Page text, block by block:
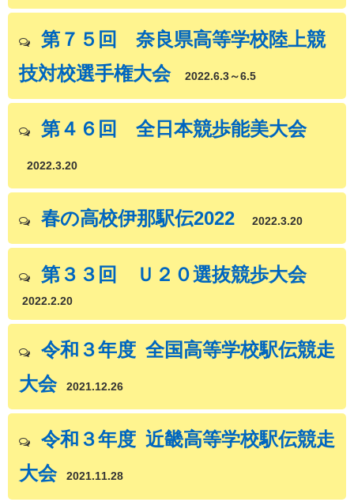
第７５回 奈良県高等学校陸上競
技対校選手権大会2022.6.3～6.5
第４６回 全日本競歩能美大会
2022.3.20
春の高校伊那駅伝2022 2022.3.20
第３３回 Ｕ２０選抜競歩大会
2022.2.20
令和３年度 全国高等学校駅伝競走
大会
2021.12.26
令和３年度 近畿高等学校駅伝競走
大会
2021.11.28